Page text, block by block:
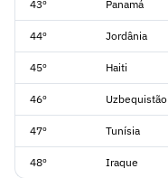
43º Panamá
44º Jordânia
45º Haiti
46º Uzbequistão
47º Tunísia
48º Iraque